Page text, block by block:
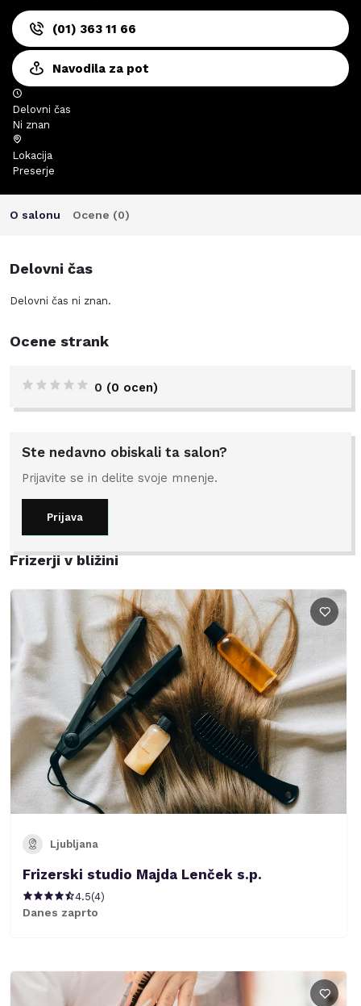
(01) 363 11 66
Navodila za pot
Delovni čas
Ni znan
Lokacija
Preserje
O salonu Ocene (0)
Delovni čas
Delovni čas ni znan.
Ocene strank
0 (0 ocen)
Ste nedavno obiskali ta salon?
Prijavite se in delite svoje mnenje.
Prijava
Frizerji v bližini
Ljubljana
Frizerski studio Majda Lenček s.p.
4.5(4)
Danes zaprto